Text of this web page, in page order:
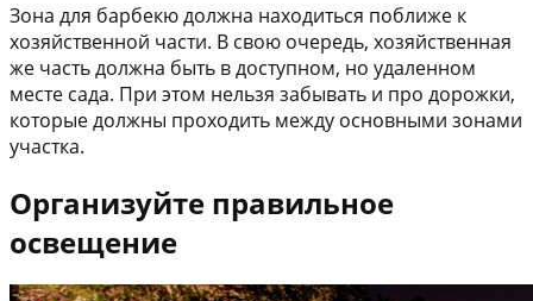
Зона для барбекю должна находиться поближе к
хозяйственной части. В свою очередь, хозяйственная
же часть должна быть в доступном, но удаленном
месте сада. При этом нельзя забывать и про дорожки,
которые должны проходить между основными зонами
участка.
Организуйте правильное
освещение